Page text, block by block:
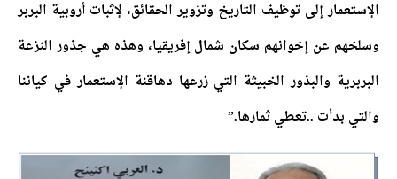
الإستعمار إلى توظيف التاريخ وتزوير الحقائق، لإثبات أروبية البربر
وسلخهم عن إخوانهم سكان شمال إفريقيا، وهذه هي جذور النزعة
البربرية والبذور الخبيثة التي زرعها دهاقنة الإستعمار في كياننا
والتي بدأت ..تعطي ثمارها.”